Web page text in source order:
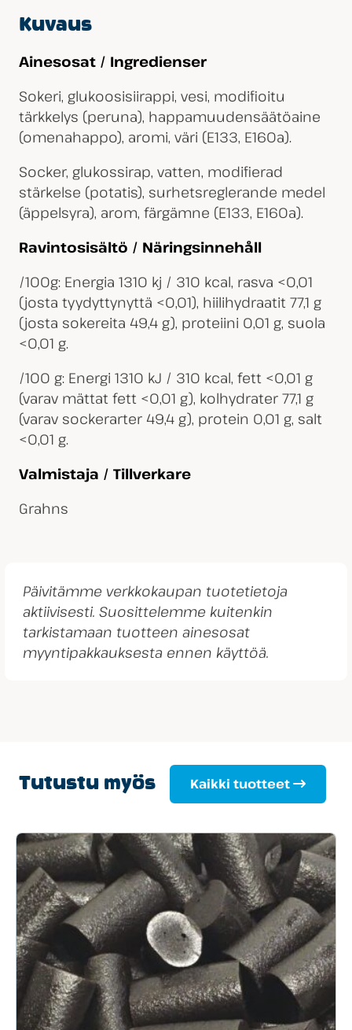
Kuvaus
Ainesosat / Ingredienser
Sokeri, glukoosisiirappi, vesi, modifioitu
tärkkelys (peruna), happamuudensäätöaine
(omenahappo), aromi, väri (E133, E160a).
Socker, glukossirap, vatten, modifierad
stärkelse (potatis), surhetsreglerande medel
(äppelsyra), arom, färgämne (E133, E160a).
Ravintosisältö / Näringsinnehåll
/100g: Energia 1310 kj / 310 kcal, rasva <0,01
(josta tyydyttynyttä <0,01), hiilihydraatit 77,1 g
(josta sokereita 49,4 g), proteiini 0,01 g, suola
<0,01 g.
/100 g: Energi 1310 kJ / 310 kcal, fett <0,01 g
(varav mättat fett <0,01 g), kolhydrater 77,1 g
(varav sockerarter 49,4 g), protein 0,01 g, salt
<0,01 g.
Valmistaja / Tillverkare
Grahns
Päivitämme verkkokaupan tuotetietoja
aktiivisesti. Suosittelemme kuitenkin
tarkistamaan tuotteen ainesosat
myyntipakkauksesta ennen käyttöä.
Tutustu myös Kaikki tuotteet